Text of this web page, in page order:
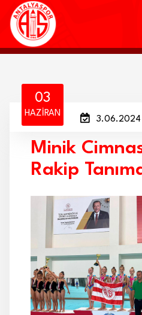
KULÜP
AKADEMİ
MARKALAR
BRANŞLAR
HABERLER
İLETİŞİM
03
HAZIRAN
3.06.2024
Minik
Rakip